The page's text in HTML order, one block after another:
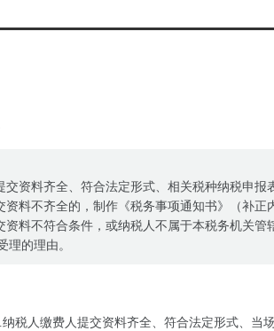
交资料齐全、符合法定形式、相关税种纳税申
资料不齐全的，制作《税务事项通知书》（补
资料不符合条件，或纳税人不属于本税务机关
理的理由。
纳税人缴费人提交资料齐全、符合法定形式、当